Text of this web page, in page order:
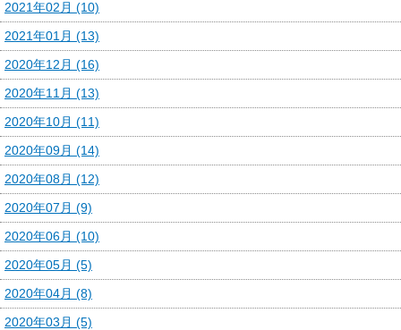
2021年02月 (10)
2021年01月 (13)
2020年12月 (16)
2020年11月 (13)
2020年10月 (11)
2020年09月 (14)
2020年08月 (12)
2020年07月 (9)
2020年06月 (10)
2020年05月 (5)
2020年04月 (8)
2020年03月 (5)